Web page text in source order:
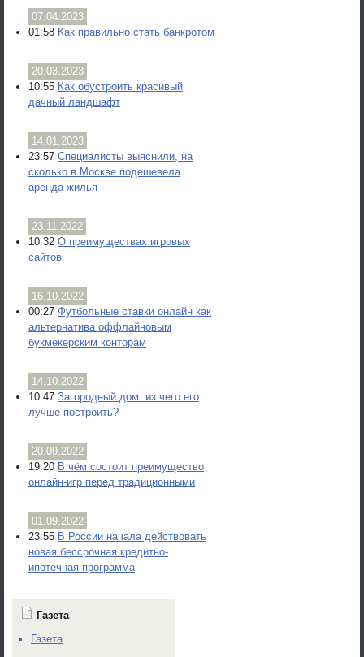
07.04.2023
01:58 Как правильно стать банкротом
20.03.2023
10:55 Как обустроить красивый
дачный ландшафт
14.01.2023
23:57 Специалисты выяснили, на
сколько в Москве подешевела
аренда жилья
23.11.2022
10:32 О преимуществах игровых
сайтов
16.10.2022
00:27 Футбольные ставки онлайн как
альтернатива оффлайновым
букмекерским конторам
14.10.2022
10:47 Загородный дом: из чего его
лучше построить?
20.09.2022
19:20 В чём состоит преимущество
онлайн-игр перед традиционными
01.09.2022
23:55 В России начала действовать
новая бессрочная кредитно-
ипотечная программа
Газета
Газета